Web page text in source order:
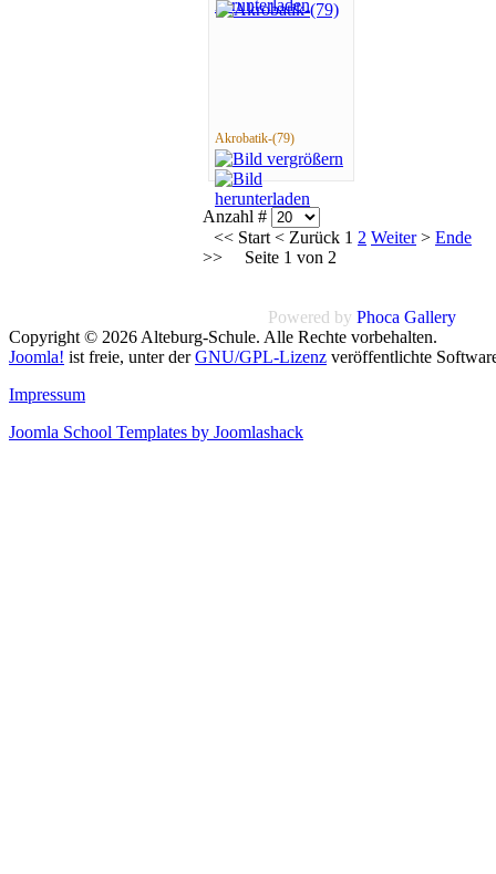
Akrobatik-(79)
Anzahl #
<< Start < Zurück 1 2 Weiter> Ende
>>
Seite 1 von 2
Powered by Phoca Gallery
Copyright © 2026 Alteburg-Schule. Alle Rechte vorbehalten.
Joomla! ist freie, unter derGNU/GPL-Lizenz veröffentlichte
Impressum
Joomla School Templates by Joomlashack